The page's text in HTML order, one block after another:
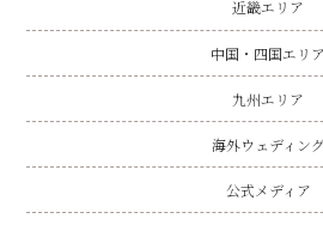
近畿エリア
中国・四国エリア
九州エリア
海外ウェディン
公式メディア